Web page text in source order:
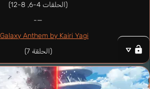
(الحلقات 4-6, 8-12)
—-
Galaxy Anthem by Kairi Yagi
(الحلقة 7)